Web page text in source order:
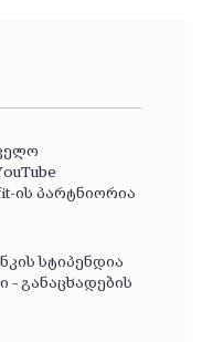
ის პარტნიორია
სტიპენდია
– განაცხადების